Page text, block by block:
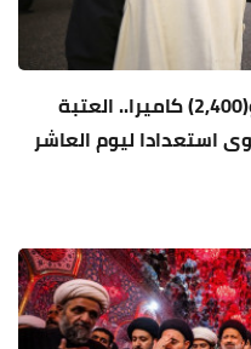
(10,000) عنصر أمني وتنظيمي و(2,400) كاميرا.. العتبة
استعدادا ليوم العاشر